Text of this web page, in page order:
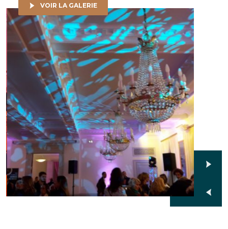
VOIR LA GALERIE
Noiizy - Soirée de lancement, 9 septembre 2019 © LGa